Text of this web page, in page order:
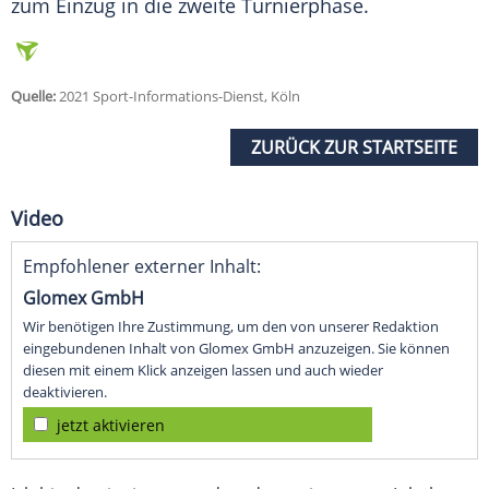
zum Einzug in die zweite Turnierphase.
Quelle:2021 Sport-Informations-Dienst, Köln
ZURÜCK ZUR STARTSEITE
Video
Empfohlener externer Inhalt:
Glomex GmbH
Wir benötigen Ihre Zustimmung, um den von unserer Redaktion
eingebundenen Inhalt von Glomex GmbH anzuzeigen. Sie können
diesen mit einem Klick anzeigen lassen und auch wieder
deaktivieren.
jetzt aktivieren